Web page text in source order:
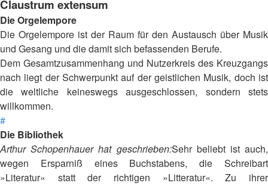
Claustrum extensum
Die Orgelempore
Die Orgelempore ist der Raum für den Austausch über Musik
und Gesang und die damit sich befassenden Berufe.
Dem Gesamtzusammenhang und Nutzerkreis des Kreuzgangs
nach liegt der Schwerpunkt auf der geistlichen Musik, doch ist
die weltliche keineswegs ausgeschlossen, sondern stets
willkommen.
#
Die Bibliothek
Arthur Schopenhauer hat geschrieben:Sehr beliebt ist auch,
wegen Ersparniß eines Buchstabens, die Schreibart
»Literatur« statt der richtigen »Litteratur«. Zu ihrer